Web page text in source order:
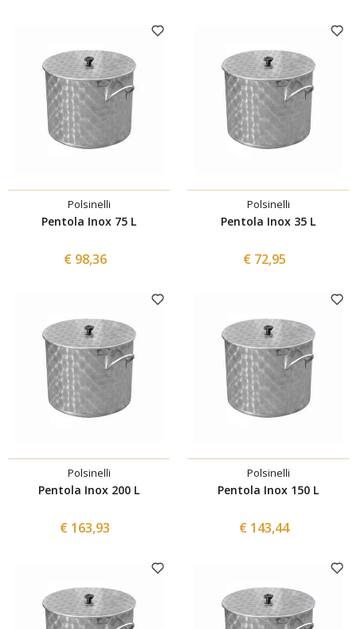
Polsinelli
Pentola Inox 75 L
€ 98,36
Polsinelli
Pentola Inox 35 L
€ 72,95
Polsinelli
Pentola Inox 200 L
€ 163,93
Polsinelli
Pentola Inox 150 L
€ 143,44